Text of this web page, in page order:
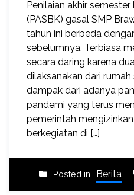
Penilaian akhir
(PASBK) gasal SMP
tahun ini berbeda
sebelumnya. Terbiasa
secara daring karena
dilaksanakan dari
dampak dari adanya
pandemi yang terus
pemerintah
berkegiatan di […]
Posted in Berita